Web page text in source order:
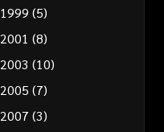
1999 (5)
2001 (8)
2003 (10)
2005 (7)
2007 (3)